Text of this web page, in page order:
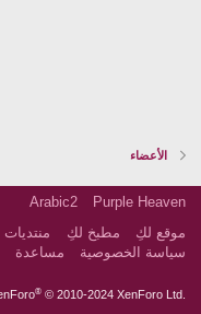
الأعضاء
Purple Heaven
Arabic2
موقع لكِ
مطبخ لكِ
سياسة الخصوصية
مساعدة
® © 2010-2024 XenForo Ltd.